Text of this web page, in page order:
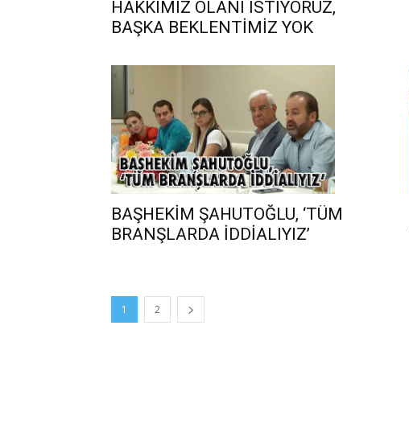
HAKKIMIZ OLANI İSTİYORUZ,
BAŞKA BEKLENTİMİZ YOK
BAŞHEKİM ŞAHUTOĞLU, ‘TÜM
BRANŞLARDA İDDİALIYIZ’
1 2